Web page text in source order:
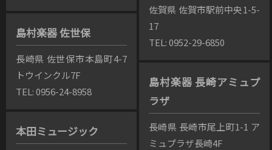
佐賀県 佐賀市駅前中央1-5-
17
TEL: 0952-29-6850
島村楽器 佐世保
長崎県 佐世保市本島町4-7
トウインクル7F
TEL: 0956-24-8958
島村楽器 長崎アミュプ
ラザ
長崎県 長崎市尾上町1-1 ア
ミュプラザ長崎4F
本田ミュージック